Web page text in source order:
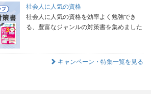
社会人に人気の資格
社会人に人気の資格を効率よく勉強でき
る、豊富なジャンルの対策書を集めました
キャンペーン・特集一覧を見る